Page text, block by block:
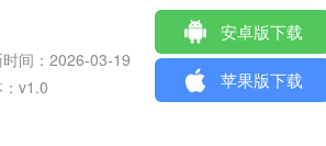
安卓版下载
苹果版下载
间： 2026-03-19
v1.0